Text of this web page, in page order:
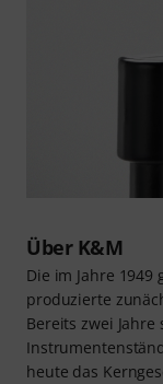
Über K&M
Die im Jahre 1949
produzierte
Bereits zwei
heute das